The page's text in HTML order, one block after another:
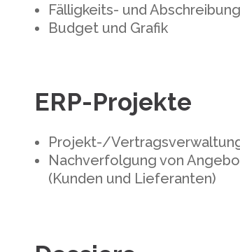
Fälligkeits- und
Budget und Grafik
ERP-Projekte
Projekt-/
Nachverfolgung von
(Kunden und Lieferanten)